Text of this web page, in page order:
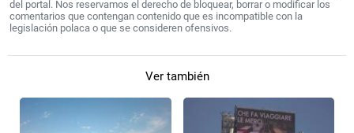
del portal. Nos reservamos el derecho de bloquear, borrar o modificar los
comentarios que contengan contenido que es incompatible con la
legislación polaca o que se consideren ofensivos.
Ver también